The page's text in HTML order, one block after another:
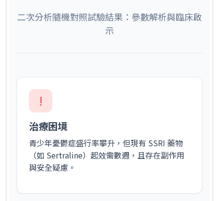
二次分析隨機對照試驗結果：參數解析與臨床啟
示
!
治療困境
青少年憂鬱症盛行率攀升，但現有 SSRI 藥物
（如 Sertraline）起效需數週，且存在副作用
與安全疑慮。